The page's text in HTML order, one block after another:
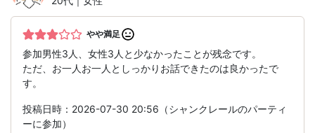
やや満足
参加男性3人、女性3人と少なかったことが残念です。
ただ、お一人お一人としっかりお話できたのは良かったで
す。
投稿日時：2026-07-30 20:56（シャンクレールのパーティ
ーに参加）